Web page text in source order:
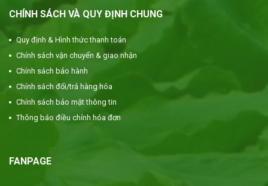
CHÍNH SÁCH VÀ QUY ĐỊNH CHUNG
Quy định & Hình thức thanh toán
Chính sách vận chuyển & giao nhận
Chính sách bảo hành
Chính sách đổi/trả hàng hóa
Chính sách bảo mật thông tin
Thông báo điều chỉnh hóa đơn
FANPAGE